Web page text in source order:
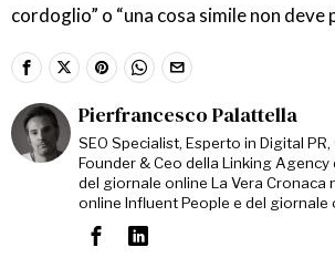
cordoglio” o “una cosa simile non deve
Pierfrancesco Palattella
SEO Specialist, Esperto in Digital
Founder & Ceo della Linking
del giornale online La Vera Cronaca
online Influent People e del giornale